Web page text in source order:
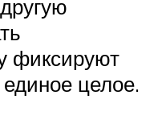
фиксируют
целое.